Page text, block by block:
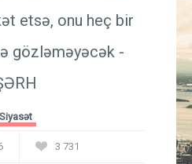
etsə, onu heç bir
gözləməyəcək -
Siyasət
3 731